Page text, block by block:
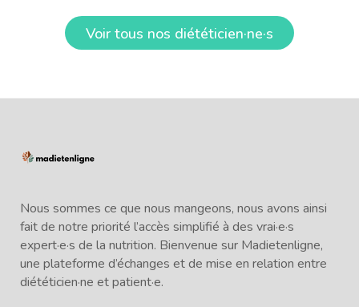
Voir tous nos diététicien·ne·s
Nous sommes ce que nous mangeons, nous avons ainsi
fait de notre priorité l’accès simplifié à des vrai·e·s
expert·e·s de la nutrition. Bienvenue sur Madietenligne,
une plateforme d’échanges et de mise en relation entre
diététicien·ne et patient·e.